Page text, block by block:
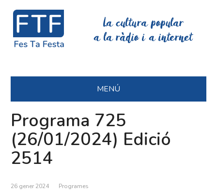
La cultura popular
a la ràdio i a internet
MENÚ
Programa 725
(26/01/2024) Edició
2514
26 gener 2024 Programes